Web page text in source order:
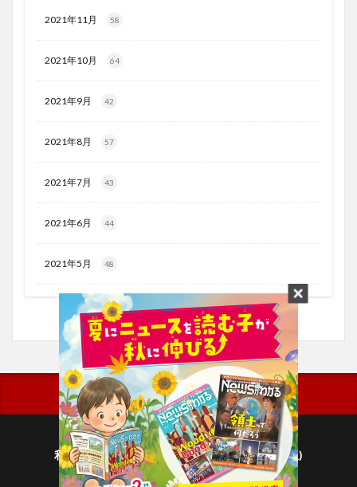
2021年11月 58
2021年10月 64
2021年9月 42
2021年8月 57
2021年7月 43
2021年6月 44
2021年5月 48
利用規約
プライバシーポリシー(毎日新聞出版)
個人情報について(毎日新聞社)